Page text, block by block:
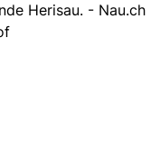
Herisau. - Nau.ch